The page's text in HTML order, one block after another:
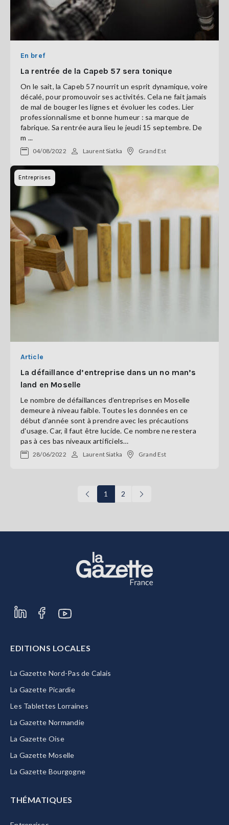
En bref
La rentrée de la Capeb 57 sera tonique
On le sait, la Capeb 57 nourrit un esprit dynamique, voire
décalé, pour promouvoir ses activités. Cela ne fait jamais
de mal de bouger les lignes et évoluer les codes. Lier
professionnalisme et bonne humeur : sa marque de
fabrique. Sa rentrée aura lieu le jeudi 15 septembre. De
m ...
04/08/2022 Laurent Siatka Grand Est
Entreprises
Article
La défaillance d’entreprise dans un no man’s
land en Moselle
Le nombre de défaillances d’entreprises en Moselle
demeure à niveau faible. Toutes les données en ce
début d’année sont à prendre avec les précautions
d'usage. Car, il faut être lucide. Ce nombre ne restera
pas à ces bas niveaux artificiels…
28/06/2022 Laurent Siatka Grand Est
1 2
EDITIONS LOCALES
La Gazette Nord-Pas de Calais
La Gazette Picardie
Les Tablettes Lorraines
La Gazette Normandie
La Gazette Oise
La Gazette Moselle
La Gazette Bourgogne
THÉMATIQUES